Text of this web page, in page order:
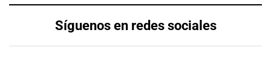
Síguenos en redes sociales